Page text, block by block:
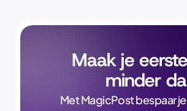
Maak je
minder
Met MagicPost bespaar